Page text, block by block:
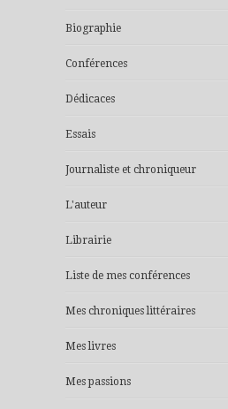
Biographie
Conférences
Dédicaces
Essais
Journaliste et chroniqueur
L'auteur
Librairie
Liste de mes conférences
Mes chroniques littéraires
Mes livres
Mes passions